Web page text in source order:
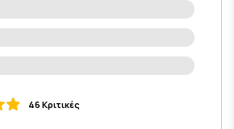
46 Κριτικές